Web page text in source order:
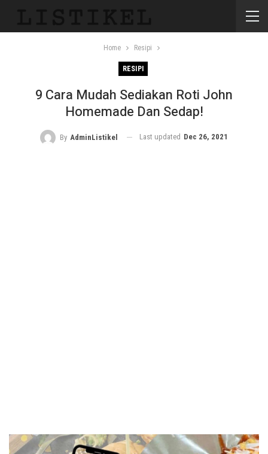
Home Resipi
RESIPI
9 Cara Mudah Sediakan Roti John
Homemade Dan Sedap!
By AdminListikel Last updated Dec 26, 2021